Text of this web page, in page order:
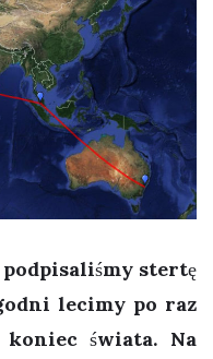
stertę
lecimy po raz
świata. Na